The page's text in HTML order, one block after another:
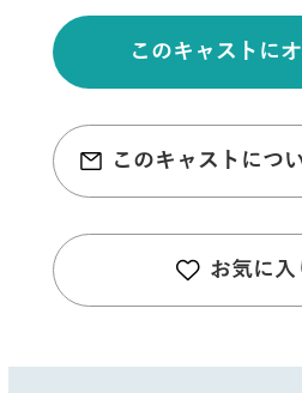
このキャストに
このキャストにつ
お気に入